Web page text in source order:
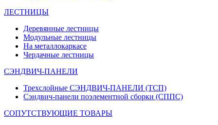
ЛЕСТНИЦЫ
Деревянные лестницы
Модульные лестницы
На металлокаркасе
Чердачные лестницы
СЭНДВИЧ-ПАНЕЛИ
Трехслойные СЭНДВИЧ-ПАНЕЛИ (ТСП)
Сэндвич-панели поэлементной сборки (СППС)
СОПУТСТВУЮЩИЕ ТОВАРЫ